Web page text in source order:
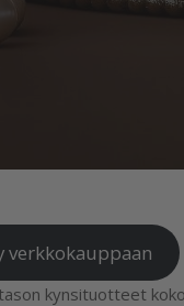
verkkokauppaan
kynsituotteet